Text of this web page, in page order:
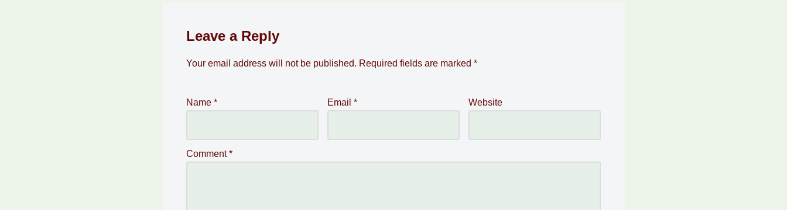
Leave a Reply
Your email address will not be published. Required fields are marked *
Name * Email * Website
Comment*